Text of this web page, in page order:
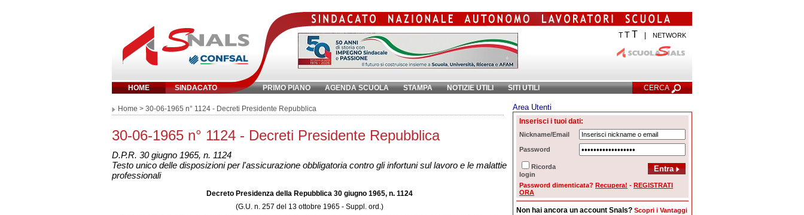
T TT NETWORK
HOME SINDACATO PRIMO PIANO AGENDA SCUOLA STAMPA NOTIZIE UTILI SITI UTILI CERCA
Inserisci parola chiave: Ricerca Avanzata
Home > 30-06-1965 n° 1124 - Decreti Presidente Repubblica
30-06-1965 n° 1124 - Decreti Presidente Repubblica
D.P.R. 30 giugno 1965, n. 1124
Testo unico delle disposizioni per l'assicurazione obbligatoria contro gli infortuni sul lavoro e le malattie
professionali
Decreto Presidenza della Repubblica 30 giugno 1965, n. 1124
(G.U. n. 257 del 13 ottobre 1965 - Suppl. ord.)
Area Utenti
Inserisci i tuoi dati:
Nickname/Email
Password
Ricorda
login
Password dimenticata? Recupera! - REGISTRATI
ORA
Non hai ancora un account Snals? Scopri i Vantaggi